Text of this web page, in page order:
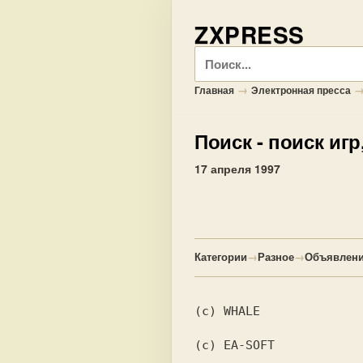
ZXPRESS
Поиск
Главная → Электронная пресса
Поиск- поиск
17 апреля 1997
Категории→Разное→
(c) WHALE
(c) EA-SOFT